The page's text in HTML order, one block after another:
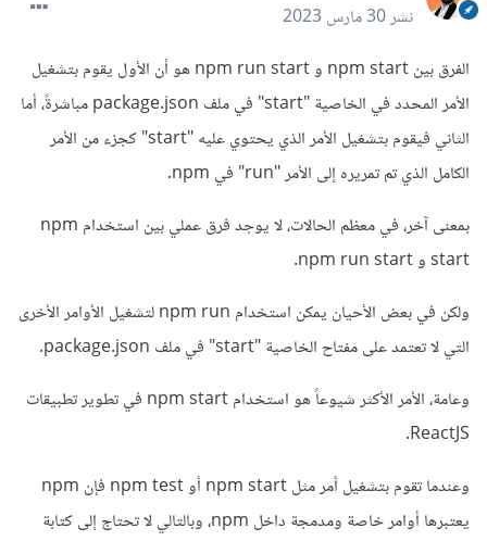
نشر30 مارس 2023
الفرق بين npm start و npm run start هو أن الأول يقوم بتشغيل
الأمر المحدد في الخاصية "start" في ملف package.json مباشرةً، أما
الثاني فيقوم بتشغيل الأمر الذي يحتوي عليه "start" كجزء من الأمر
الكامل الذي تم تمريره إلى الأمر "run" في npm.
بمعنى آخر، في معظم الحالات، لا يوجد فرق عملي بين استخدام npm
start و npm run start.
ولكن في بعض الأحيان يمكن استخدام npm run لتشغيل الأوامر الأخرى
التي لا تعتمد على مفتاح الخاصية "start" في ملف package.json.
وعامة، الأمر الأكثر شيوعاً هو استخدام npm start في تطوير تطبيقات
ReactJS.
وعندما تقوم بتشغيل أمر مثل npm start أو npm test فإن npm
يعتبرها أوامر خاصة ومدمجة داخل npm، وبالتالي لا تحتاج إلى كتابة